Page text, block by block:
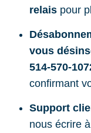
relais pour
vous
514-570-
confirmant
Support
nous écrire